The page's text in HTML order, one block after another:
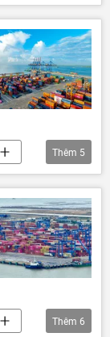
Thêm 5
Thêm 6